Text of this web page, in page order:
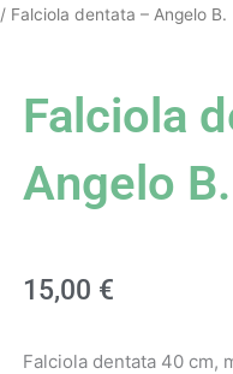
/ Falciola dentata – Angelo B.
Falciola
Angelo B.
15,00 €
Falciola dentata 40 cm,